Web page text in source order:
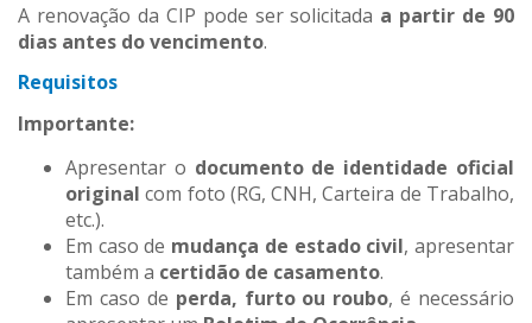
A renovação da CIP pode ser solicitada a partir de 90
dias antes do vencimento.
Requisitos
Importante:
Apresentar o documento de identidade oficial
original com foto (RG, CNH, Carteira de Trabalho,
etc.).
Em caso de mudança de estado civil, apresentar
também a certidão de casamento.
Em caso de perda, furto ou roubo, é necessário